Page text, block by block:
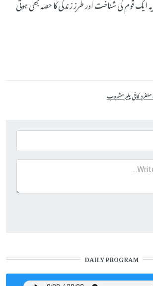
ایک قوم کی شناخت اور طرزِ زندگی کا حصہ بھی ہوتی
کافی پنیر مشروب
DAILY PROGRAM